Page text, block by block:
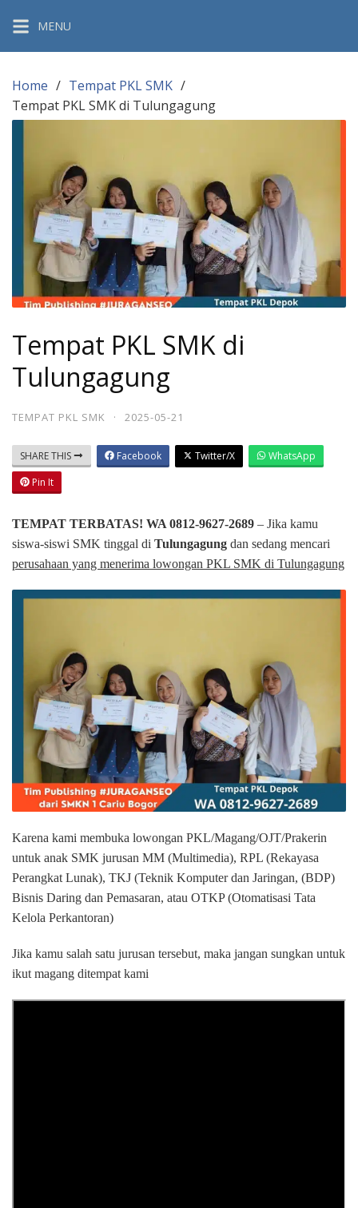
content
MENU
Home
Tempat PKL SMK
Tempat PKL SMK di Tulungagung
Tempat PKL SMK di
Tulungagung
TEMPAT PKL SMK · 2025-05-21
SHARE THIS Facebook Twitter/X
WhatsApp
Pin It
TEMPAT TERBATAS! WA 0812-9627-2689 – Jika kamu
siswa-siswi SMK tinggal di Tulungagung dan sedang mencari
perusahaan yang menerima lowongan PKL SMK di Tulungagung
Karena kami membuka lowongan PKL/Magang/OJT/Prakerin
untuk anak SMK jurusan MM (Multimedia), RPL (Rekayasa
Perangkat Lunak), TKJ (Teknik Komputer dan Jaringan, (BDP)
Bisnis Daring dan Pemasaran, atau OTKP (Otomatisasi Tata
Kelola Perkantoran)
Jika kamu salah satu jurusan tersebut, maka jangan sungkan untuk
ikut magang ditempat kami